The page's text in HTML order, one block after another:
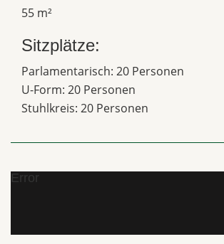
55 m²
Sitzplätze:
Parlamentarisch: 20 Personen
U-Form: 20 Personen
Stuhlkreis: 20 Personen
Error